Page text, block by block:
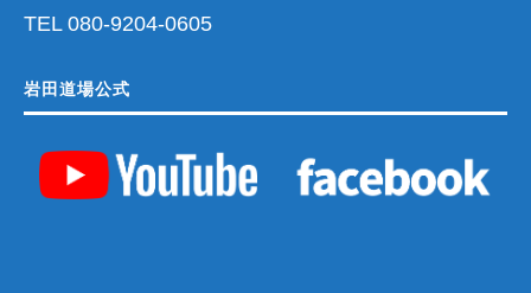
TEL 080-9204-0605
岩田道場公式